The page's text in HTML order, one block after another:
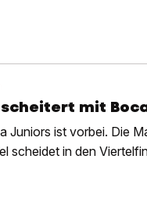
mit
Juniors ist vorbei. Die
scheidet in den